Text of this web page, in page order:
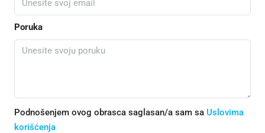
Poruka
Podnošenjem ovog obrasca saglasan/a sam sa Uslovima
korišćenja